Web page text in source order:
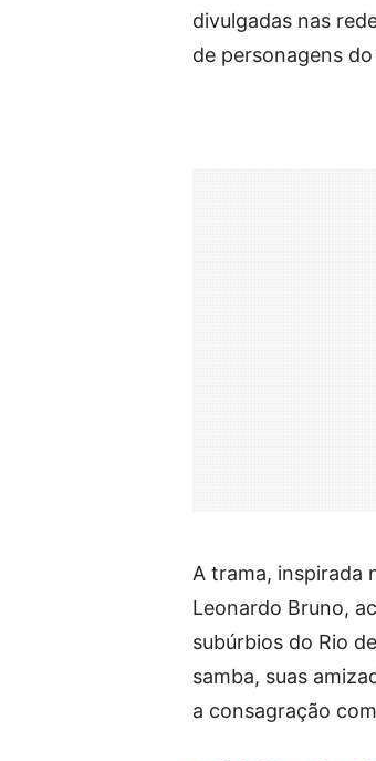
divulgadas nas
de personagens
A trama, inspirada
Leonardo Bruno,
subúrbios do Rio
samba, suas
a consagração